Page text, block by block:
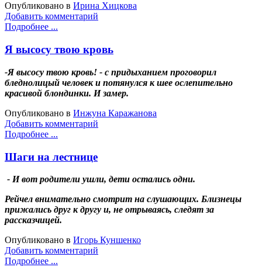
Опубликовано в Ирина Хицкова
Добавить комментарий
Подробнее ...
Я высосу твою кровь
-Я высосу твою кровь! - с придыханием проговорил
бледнолицый человек и потянулся к шее ослепительно
красивой блондинки. И замер.
Опубликовано в Инжуна Каражанова
Добавить комментарий
Подробнее ...
Шаги на лестнице
- И вот родители ушли, дети остались одни.
Рейчел внимательно смотрит на слушающих. Близнецы
прижались друг к другу и, не отрываясь, следят за
рассказчицей.
Опубликовано в Игорь Куншенко
Добавить комментарий
Подробнее ...